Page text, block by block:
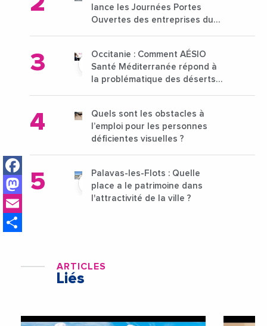
Facebook
Mastodon
lance les Journées Portes
Ouvertes des entreprises du
Occitanie : Comment AÉSIO
Santé Méditerranée répond à
la problématique des déserts
Quels sont les obstacles à
l’emploi pour les personnes
déficientes visuelles ?
Palavas-les-Flots : Quelle
place a le patrimoine dans
l'attractivité de la ville ?
ARTICLES
Liés